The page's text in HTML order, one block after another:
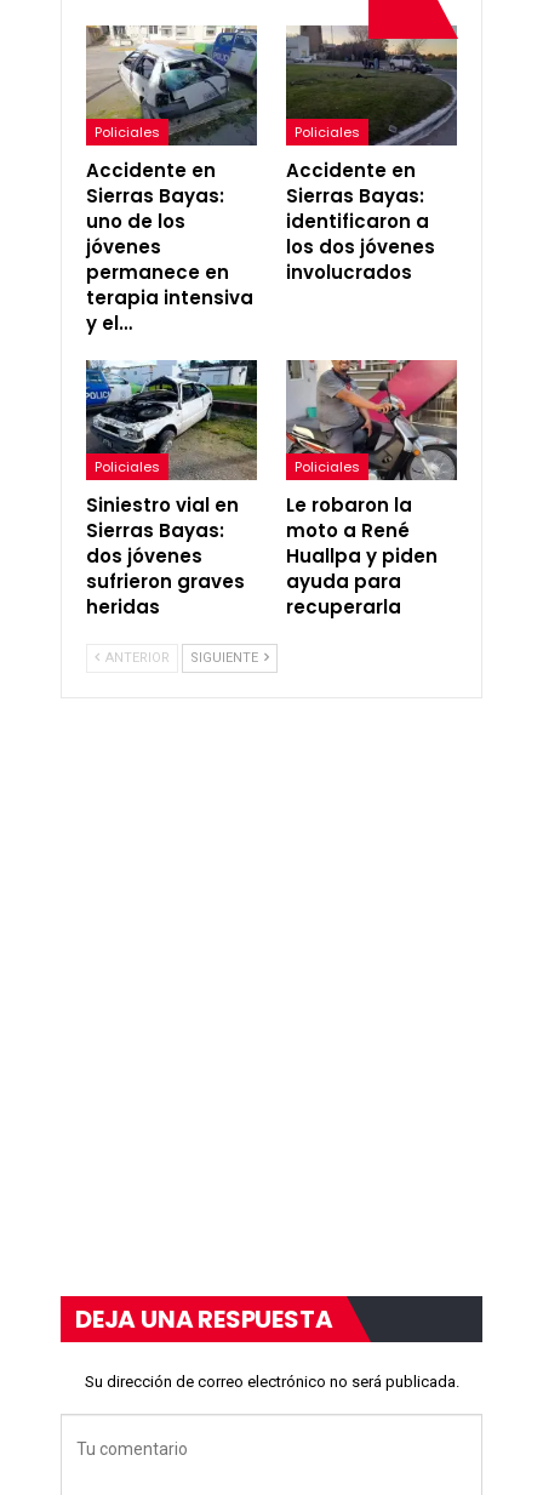
Policiales
Accidente en
Sierras Bayas:
uno de los
jóvenes
permanece en
terapia intensiva
y el…
Policiales
Accidente en
Sierras Bayas:
identificaron a
los dos jóvenes
involucrados
Policiales
Siniestro vial en
Sierras Bayas:
dos jóvenes
sufrieron graves
heridas
Policiales
Le robaron la
moto a René
Huallpa y piden
ayuda para
recuperarla
ANTERIOR SIGUIENTE
DEJA UNA RESPUESTA
Su dirección de correo electrónico no será publicada.